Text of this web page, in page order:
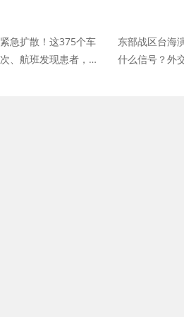
紧急扩散！这375个车
次、航班发现患者，急
东部战区台海
什么信号？外